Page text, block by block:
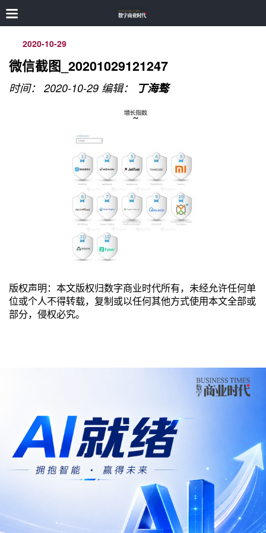
2020-10-29
微信截图_20201029121247
时间： 2020-10-29 编辑： 丁海骜
版权声明：本文版权归数字商业时代所有，未经允许任何单
位或个人不得转载，复制或以任何其他方式使用本文全部或
部分，侵权必究。